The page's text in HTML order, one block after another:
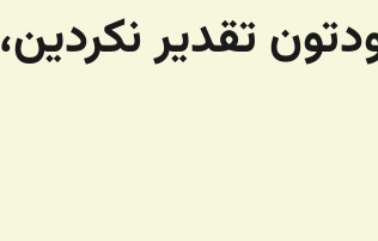
تقدیر نکردین،